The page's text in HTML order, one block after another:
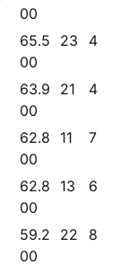
00
65.5
00
23 4
63.9
00
21 4
62.8
00
11 7
62.8
00
13 6
59.2
00
22 8